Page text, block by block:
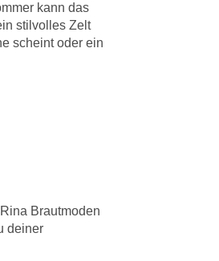
kann das
stilvolles Zelt
scheint oder ein
Brautmoden
deiner